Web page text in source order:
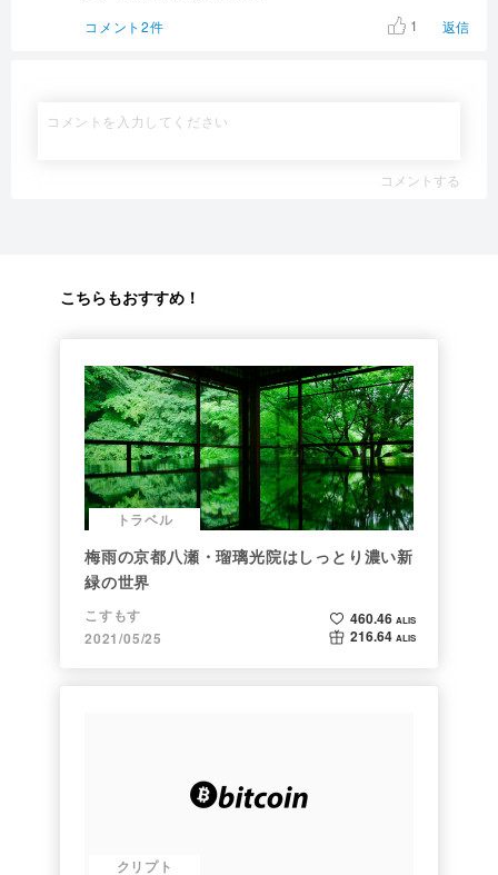
コメント2件
1 返信
コメントする
こちらもおすすめ！
トラベル
梅雨の京都八瀬・瑠璃光院はしっとり濃い新
緑の世界
こすもす
2021/05/25
460.46 ALIS
216.64 ALIS
クリプト